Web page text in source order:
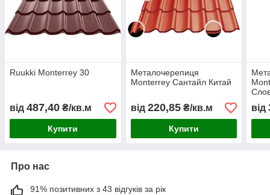
Ruukki Monterrey 30
від 487,40 ₴/кв.м
Купити
Металочерепиця
Monterrey Сантайл Китай
від 220,85₴/кв.м
Купити
від
Про нас
91% позитивних з 43 відгуків за рік